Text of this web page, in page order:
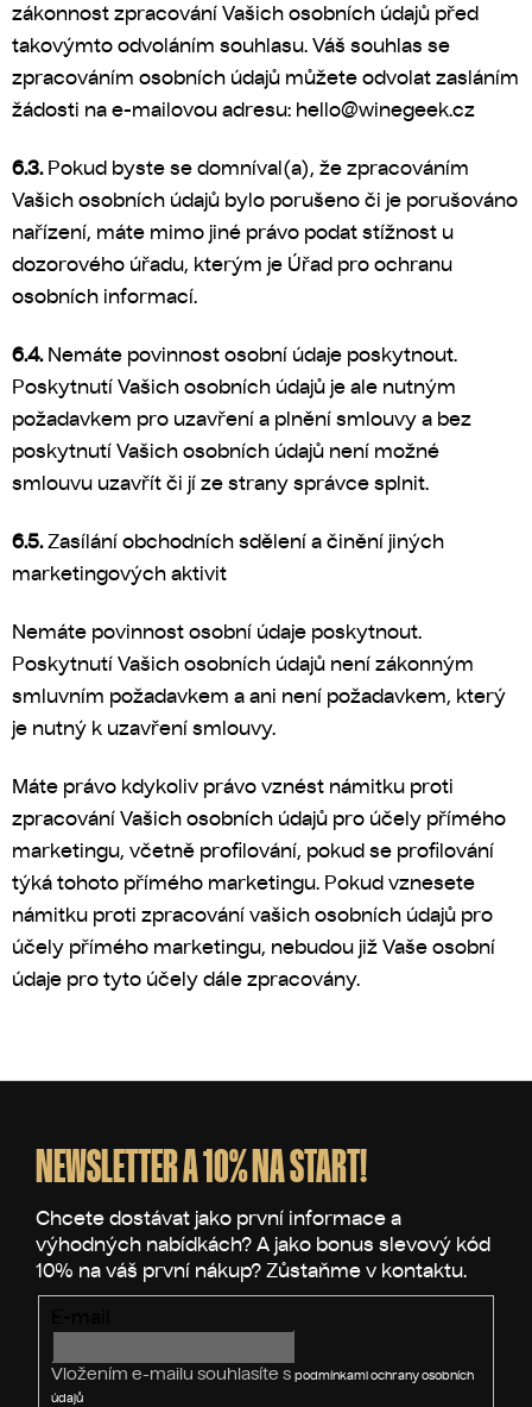
zákonnost zpracování Vašich osobních údajů před
takovýmto odvoláním souhlasu. Váš souhlas se
zpracováním osobních údajů můžete odvolat zasláním
žádosti na e-mailovou adresu: hello@winegeek.cz
6.3.Pokud byste se domníval(a), že zpracováním
Vašich osobních údajů bylo porušeno či je porušováno
nařízení, máte mimo jiné právo podat stížnost u
dozorového úřadu, kterým je Úřad pro ochranu
osobních informací.
6.4.Nemáte povinnost osobní údaje poskytnout.
Poskytnutí Vašich osobních údajů je ale nutným
požadavkem pro uzavření a plnění smlouvy a bez
poskytnutí Vašich osobních údajů není možné
smlouvu uzavřít či jí ze strany správce splnit.
6.5.Zasílání obchodních sdělení a činění jiných
marketingových aktivit
Nemáte povinnost osobní údaje poskytnout.
Poskytnutí Vašich osobních údajů není zákonným
smluvním požadavkem a ani není požadavkem, který
je nutný k uzavření smlouvy.
Máte právo kdykoliv právo vznést námitku proti
zpracování Vašich osobních údajů pro účely přímého
marketingu, včetně profilování, pokud se profilování
týká tohoto přímého marketingu. Pokud vznesete
námitku proti zpracování vašich osobních údajů pro
účely přímého marketingu, nebudou již Vaše osobní
údaje pro tyto účely dále zpracovány.
NEWSLETTER A 10% NA START!
Vložením e-mailu souhlasíte s podmínkami ochrany osobních
údajů